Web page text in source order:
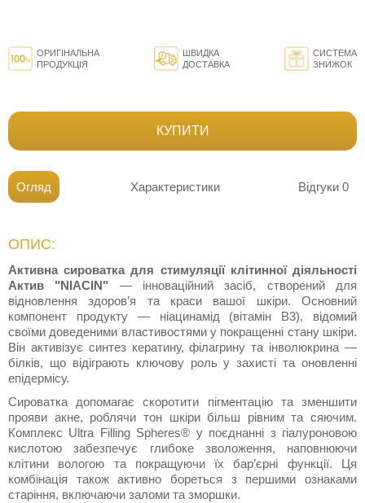
ОРИГІНАЛЬНА
ПРОДУКЦІЯ
ШВИДКА
ДОСТАВКА
СИСТЕМА
ЗНИЖОК
КУПИТИ
Огляд Характеристики Відгуки 0
ОПИС:
Активна сироватка для стимуляції клітинної діяльності
Актив "NIACIN" — інноваційний засіб, створений для
відновлення здоров’я та краси вашої шкіри. Основний
компонент продукту — ніацинамід (вітамін B3), відомий
своїми доведеними властивостями у покращенні стану шкіри.
Він активізує синтез кератину, філагрину та інволюкрина —
білків, що відіграють ключову роль у захисті та оновленні
епідермісу.
Сироватка допомагає скоротити пігментацію та зменшити
прояви акне, роблячи тон шкіри більш рівним та сяючим.
Комплекс Ultra Filling Spheres® у поєднанні з гіалуроновою
кислотою забезпечує глибоке зволоження, наповнюючи
клітини вологою та покращуючи їх бар’єрні функції. Ця
комбінація також активно бореться з першими ознаками
старіння, включаючи заломи та зморшки.